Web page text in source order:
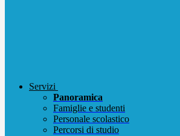
Servizi
Panoramica
Famiglie e studenti
Personale scolastico
Percorsi di studio